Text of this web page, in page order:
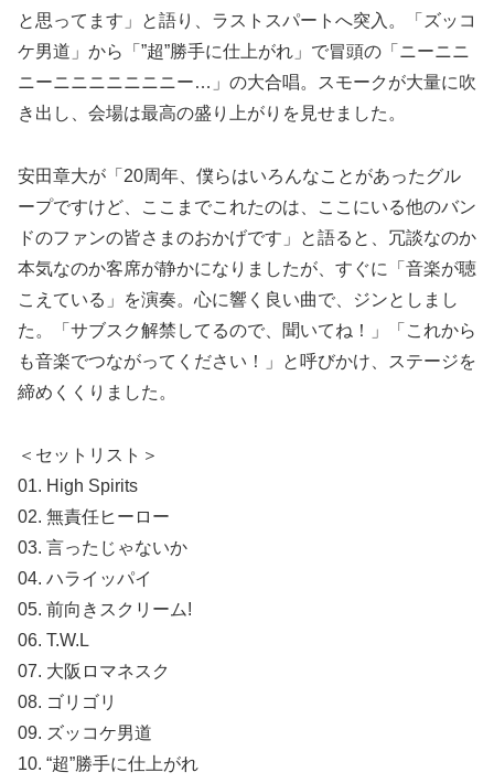
と思ってます」と語り、ラストスパートへ突入。「ズッコ
ケ男道」から「”超”勝手に仕上がれ」で冒頭の「ニーニニ
ニーニニニニニニニー…」の大合唱。スモークが大量に吹
き出し、会場は最高の盛り上がりを見せました。
安田章大が「20周年、僕らはいろんなことがあったグル
ープですけど、ここまでこれたのは、ここにいる他のバン
ドのファンの皆さまのおかげです」と語ると、冗談なのか
本気なのか客席が静かになりましたが、すぐに「音楽が聴
こえている」を演奏。心に響く良い曲で、ジンとしまし
た。「サブスク解禁してるので、聞いてね！」「これから
も音楽でつながってください！」と呼びかけ、ステージを
締めくくりました。
＜セットリスト＞
01. High Spirits
02. 無責任ヒーロー
03. 言ったじゃないか
04. ハライッパイ
05. 前向きスクリーム!
06. T.W.L
07. 大阪ロマネスク
08. ゴリゴリ
09. ズッコケ男道
10. “超”勝手に仕上がれ